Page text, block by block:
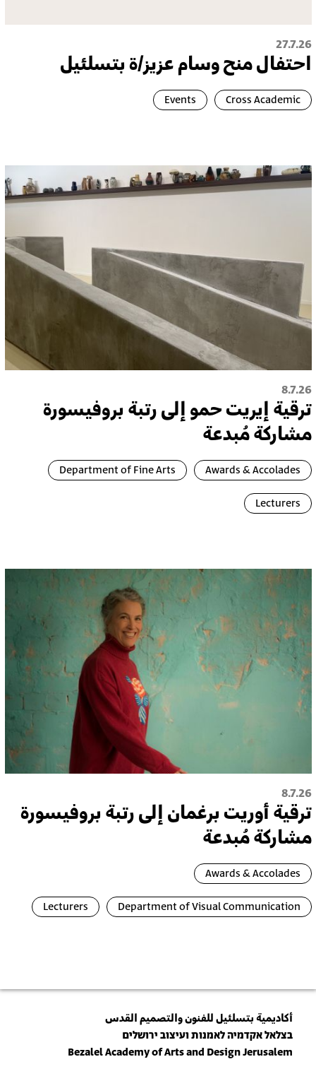
27.7.26
احتفال منح وسام عزيز/ة بتسلئيل
Cross Academic
Events
8.7.26
ترقية إيريت حمو إلى رتبة بروفيسورة
مشاركة مُبدعة
Awards & Accolades
Department of Fine Arts
Lecturers
8.7.26
ترقية أُوريت برغمان إلى رتبة بروفيسورة
مشاركة مُبدعة
Awards & Accolades
Department of Visual Communication
Lecturers
أكاديمية بتسلئيل للفنون والتصميم القدس
בצלאל אקדמיה לאמנות ועיצוב ירושלים
Bezalel Academy of Arts and Design Jerusalem